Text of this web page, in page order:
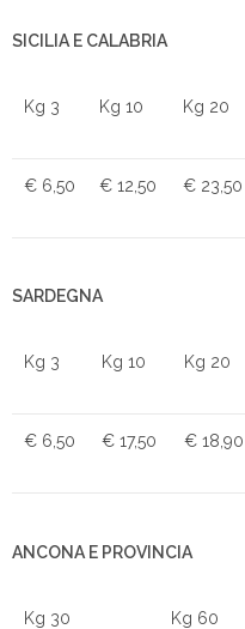
SICILIA E CALABRIA
Kg 3 Kg 10 Kg 20
€ 6,50 € 12,50 € 23,50
SARDEGNA
Kg 3 Kg 10 Kg 20
€ 6,50 € 17,50 € 18,90
ANCONA E PROVINCIA
Kg 30 Kg 60